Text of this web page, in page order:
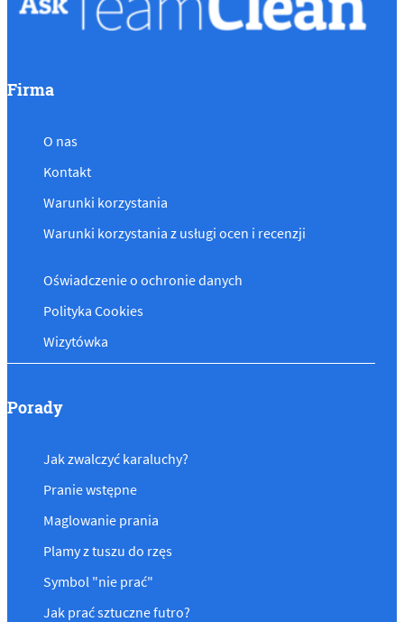
Firma
O nas
Kontakt
Warunki korzystania
Warunki korzystania z usługi ocen i recenzji
Oświadczenie o ochronie danych
Polityka Cookies
Wizytówka
Porady
Jak zwalczyć karaluchy?
Pranie wstępne
Maglowanie prania
Plamy z tuszu do rzęs
Symbol "nie prać"
Jak prać sztuczne futro?